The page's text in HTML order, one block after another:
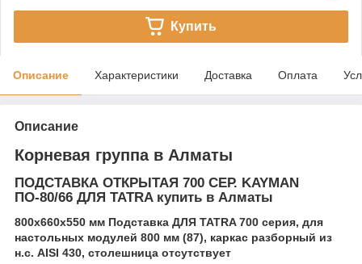
Купить
Описание Характеристики Доставка Оплата
Описание
Корневая группа в Алматы
ПОДСТАВКА ОТКРЫТАЯ 700 СЕР. KAYMAN
ПО-80/66 ДЛЯ TATRA купить в Алматы
800х660х550 мм Подставка ДЛЯ TATRA 700 серия, для
настольных модулей 800 мм (87), каркас разборный из
н.с. AISI 430, столешница отсутствует